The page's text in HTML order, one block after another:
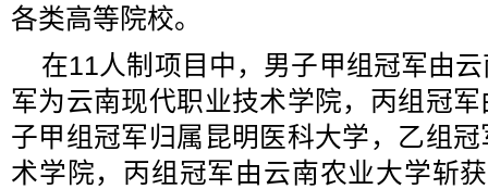
各类高等院校。
在11人制项目中，男子甲组冠军由
军为云南现代职业技术学院，丙组冠
子甲组冠军归属昆明医科大学，乙组
术学院，丙组冠军由云南农业大学斩